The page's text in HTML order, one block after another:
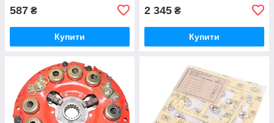
587 ₴
Купити
2 345 ₴
Купити